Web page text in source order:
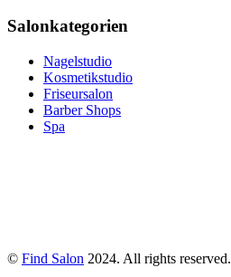
Salonkategorien
Nagelstudio
Kosmetikstudio
Friseursalon
Barber Shops
Spa
© Find Salon 2024. All rights reserved.